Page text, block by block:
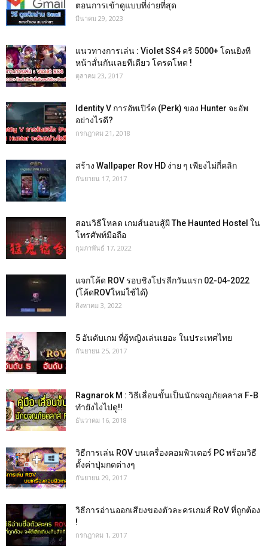
ตอนการเข้าดูแบบที่ง่ายที่สุด
มีนาคม 29, 2023
แนวทางการเล่น : Violet SS4 คริ 5000+ โดนยิงที
หน้าสั่นกันเลยทีเดียว โครตโหด !
ตุลาคม 23, 2017
Identity V การอัพเปิร์ค (Perk) ของ Hunter จะอัพ
อย่างไรดี?
กรกฎาคม 21, 2018
สร้าง Wallpaper Rov HD ง่าย ๆ เพียงไม่กี่คลิก
กันยายน 17, 2017
สอนวิธีโหลด เกมส์นอนสู้ผี The Haunted Hostel ใน
โทรศัพท์มือถือ
กุมภาพันธ์ 17, 2022
แจกโค้ด ROV รอบชิงโปรลีกวันแรก 02-04-2022
(โค้ดROVใหม่ใช้ได้)
สิงหาคม 3, 2022
5 อันดับเกม ที่ผู้หญิงเล่นเยอะ ในประเทศไทย
กันยายน 25, 2017
Ragnarok M : วิธีเลื่อนขั้นเป็นนักผจญภัยคลาส F-B
ทำยังไงไปดู!!
ธันวาคม 16, 2018
วิธีการเล่น ROV บนเครื่องคอมพิวเตอร์ PC พร้อมวิธี
ตั้งค่าปุ่มกดต่างๆ
กันยายน 29, 2017
วิธีการอ่านออกเสียงของตัวละครเกมส์ RoV ที่ถูกต้อง
!
กรกฎาคม 1, 2017